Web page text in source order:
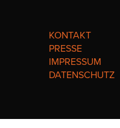
KONTAKT
PRESSE
IMPRESSUM
DATENSCHUTZ